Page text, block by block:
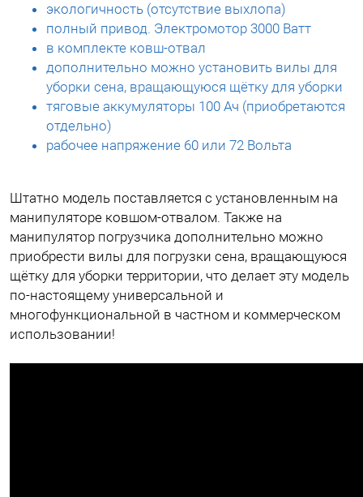
экологичность (отсутствие выхлопа)
полный привод. Электромотор 3000 Ватт
в комплекте ковш-отвал
дополнительно можно установить вилы для
уборки сена, вращающуюся щётку для уборки
тяговые аккумуляторы 100 Ач (приобретаются
отдельно)
рабочее напряжение 60 или 72 Вольта
Штатно модель поставляется с установленным на
манипуляторе ковшом-отвалом. Также на
манипулятор погрузчика дополнительно можно
приобрести вилы для погрузки сена, вращающуюся
щётку для уборки территории, что делает эту модель
по-настоящему универсальной и
многофункциональной в частном и коммерческом
использовании!